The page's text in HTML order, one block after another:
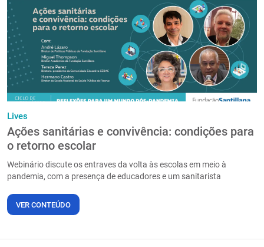
Lives
Ações sanitárias e convivência: condições para
o retorno escolar
Webinário discute os entraves da volta às escolas em meio à
pandemia, com a presença de educadores e um sanitarista
VER CONTEÚDO